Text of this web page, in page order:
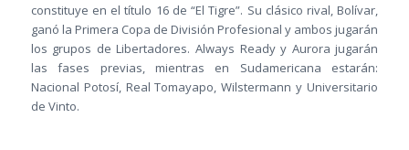
constituye en el título 16 de “El Tigre”. Su clásico rival, Bolívar,
ganó la Primera Copa de División Profesional y ambos jugarán
los grupos de Libertadores. Always Ready y Aurora jugarán
las fases previas, mientras en Sudamericana estarán:
Nacional Potosí, Real Tomayapo, Wilstermann y Universitario
de Vinto.